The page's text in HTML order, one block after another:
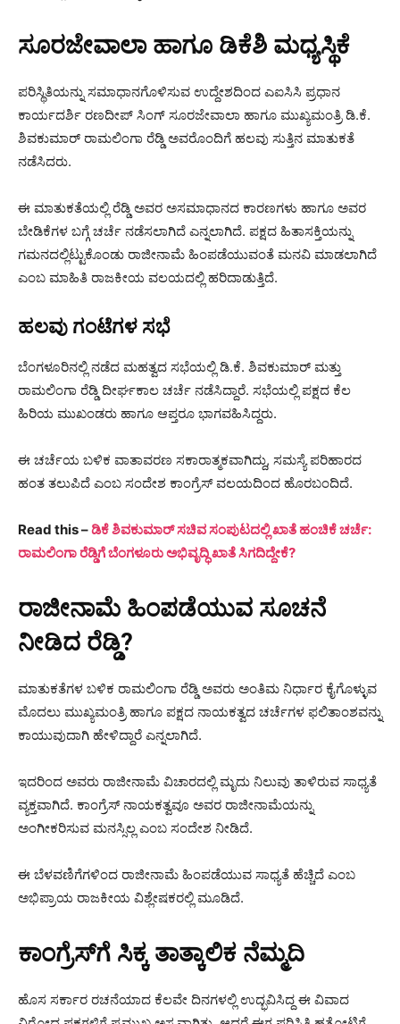
ಸೂರಜೇವಾಲಾ ಹಾಗೂ ಡಿಕೆಶಿ ಮಧ್ಯಸ್ಥಿಕೆ
ಪರಿಸ್ಥಿತಿಯನ್ನು ಸಮಾಧಾನಗೊಳಿಸುವ ಉದ್ದೇಶದಿಂದ ಎಐಸಿಸಿ ಪ್ರಧಾನ
ಕಾರ್ಯದರ್ಶಿ ರಣದೀಪ್ ಸಿಂಗ್ ಸೂರಜೇವಾಲಾ ಹಾಗೂ ಮುಖ್ಯಮಂತ್ರಿ ಡಿ.ಕೆ.
ಶಿವಕುಮಾರ್ ರಾಮಲಿಂಗಾ ರೆಡ್ಡಿ ಅವರೊಂದಿಗೆ ಹಲವು ಸುತ್ತಿನ ಮಾತುಕತೆ
ನಡೆಸಿದರು.
ಈ ಮಾತುಕತೆಯಲ್ಲಿ ರೆಡ್ಡಿ ಅವರ ಅಸಮಾಧಾನದ ಕಾರಣಗಳು ಹಾಗೂ ಅವರ
ಬೇಡಿಕೆಗಳ ಬಗ್ಗೆ ಚರ್ಚೆ ನಡೆಸಲಾಗಿದೆ ಎನ್ನಲಾಗಿದೆ. ಪಕ್ಷದ ಹಿತಾಸಕ್ತಿಯನ್ನು
ಗಮನದಲ್ಲಿಟ್ಟುಕೊಂಡು ರಾಜೀನಾಮೆ ಹಿಂಪಡೆಯುವಂತೆ ಮನವಿ ಮಾಡಲಾಗಿದೆ
ಎಂಬ ಮಾಹಿತಿ ರಾಜಕೀಯ ವಲಯದಲ್ಲಿ ಹರಿದಾಡುತ್ತಿದೆ.
ಹಲವು ಗಂಟೆಗಳ ಸಭೆ
ಬೆಂಗಳೂರಿನಲ್ಲಿ ನಡೆದ ಮಹತ್ವದ ಸಭೆಯಲ್ಲಿ ಡಿ.ಕೆ. ಶಿವಕುಮಾರ್ ಮತ್ತು
ರಾಮಲಿಂಗಾ ರೆಡ್ಡಿ ದೀರ್ಘಕಾಲ ಚರ್ಚೆ ನಡೆಸಿದ್ದಾರೆ. ಸಭೆಯಲ್ಲಿ ಪಕ್ಷದ ಕೆಲ
ಹಿರಿಯ ಮುಖಂಡರು ಹಾಗೂ ಆಪ್ತರೂ ಭಾಗವಹಿಸಿದ್ದರು.
ಈ ಚರ್ಚೆಯ ಬಳಿಕ ವಾತಾವರಣ ಸಕಾರಾತ್ಮಕವಾಗಿದ್ದು, ಸಮಸ್ಯೆ ಪರಿಹಾರದ
ಹಂತ ತಲುಪಿದೆ ಎಂಬ ಸಂದೇಶ ಕಾಂಗ್ರೆಸ್ ವಲಯದಿಂದ ಹೊರಬಂದಿದೆ.
Read this –ಡಿಕೆ ಶಿವಕುಮಾರ್ ಸಚಿವ ಸಂಪುಟದಲ್ಲಿ ಖಾತೆ ಹಂಚಿಕೆ ಚರ್ಚೆ:
ರಾಮಲಿಂಗಾ ರೆಡ್ಡಿಗೆ ಬೆಂಗಳೂರು ಅಭಿವೃದ್ಧಿ ಖಾತೆ ಸಿಗದಿದ್ದೇಕೆ?
ರಾಜೀನಾಮೆ ಹಿಂಪಡೆಯುವ ಸೂಚನೆ
ನೀಡಿದ ರೆಡ್ಡಿ?
ಮಾತುಕತೆಗಳ ಬಳಿಕ ರಾಮಲಿಂಗಾ ರೆಡ್ಡಿ ಅವರು ಅಂತಿಮ ನಿರ್ಧಾರ ಕೈಗೊಳ್ಳುವ
ಮೊದಲು ಮುಖ್ಯಮಂತ್ರಿ ಹಾಗೂ ಪಕ್ಷದ ನಾಯಕತ್ವದ ಚರ್ಚೆಗಳ ಫಲಿತಾಂಶವನ್ನು
ಕಾಯುವುದಾಗಿ ಹೇಳಿದ್ದಾರೆ ಎನ್ನಲಾಗಿದೆ.
ಇದರಿಂದ ಅವರು ರಾಜೀನಾಮೆ ವಿಚಾರದಲ್ಲಿ ಮೃದು ನಿಲುವು ತಾಳಿರುವ ಸಾಧ್ಯತೆ
ವ್ಯಕ್ತವಾಗಿದೆ. ಕಾಂಗ್ರೆಸ್ ನಾಯಕತ್ವವೂ ಅವರ ರಾಜೀನಾಮೆಯನ್ನು
ಅಂಗೀಕರಿಸುವ ಮನಸ್ಸಿಲ್ಲ ಎಂಬ ಸಂದೇಶ ನೀಡಿದೆ.
ಈ ಬೆಳವಣಿಗೆಗಳಿಂದ ರಾಜೀನಾಮೆ ಹಿಂಪಡೆಯುವ ಸಾಧ್ಯತೆ ಹೆಚ್ಚಿದೆ ಎಂಬ
ಅಭಿಪ್ರಾಯ ರಾಜಕೀಯ ವಿಶ್ಲೇಷಕರಲ್ಲಿ ಮೂಡಿದೆ.
ಕಾಂಗ್ರೆಸ್‌ಗೆ ಸಿಕ್ಕ ತಾತ್ಕಾಲಿಕ ನೆಮ್ಮದಿ
ಹೊಸ ಸರ್ಕಾರ ರಚನೆಯಾದ ಕೆಲವೇ ದಿನಗಳಲ್ಲಿ ಉದ್ಭವಿಸಿದ್ದ ಈ ವಿವಾದ